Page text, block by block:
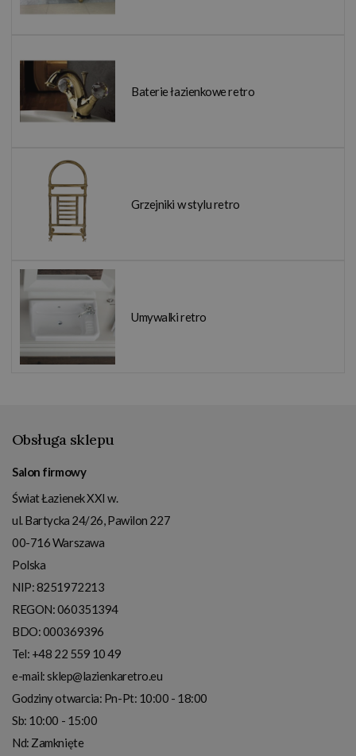
Baterie łazienkowe retro
Grzejniki w stylu retro
Umywalki retro
Obsługa sklepu
Salon firmowy
Świat Łazienek XXI w.
ul. Bartycka 24/26, Pawilon 227
00-716Warszawa
Polska
NIP:8251972213
REGON: 060351394
BDO: 000369396
Tel: +48 22 559 10 49
e-mail:sklep@lazienkaretro.eu
Godziny otwarcia: Pn-Pt: 10:00 - 18:00
Sb: 10:00 - 15:00
Nd: Zamknięte